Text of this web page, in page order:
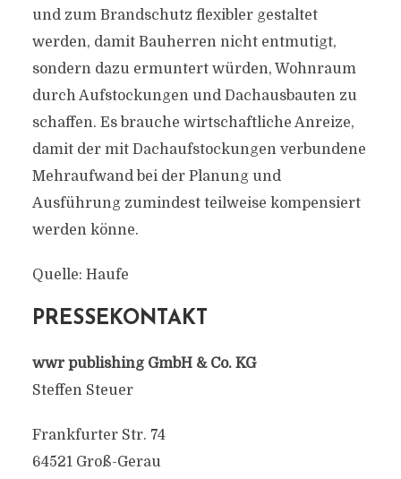
und zum Brandschutz flexibler gestaltet
werden, damit Bauherren nicht entmutigt,
sondern dazu ermuntert würden, Wohnraum
durch Aufstockungen und Dachausbauten zu
schaffen. Es brauche wirtschaftliche Anreize,
damit der mit Dachaufstockungen verbundene
Mehraufwand bei der Planung und
Ausführung zumindest teilweise kompensiert
werden könne.
Quelle: Haufe
PRESSEKONTAKT
wwr publishing GmbH & Co. KG
Steffen Steuer
Frankfurter Str. 74
64521 Groß-Gerau